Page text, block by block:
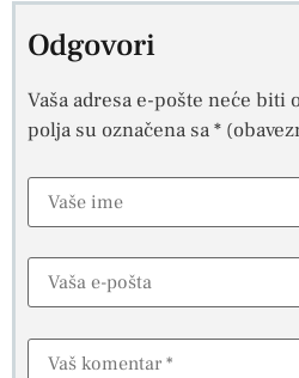
Odgovori
Vaša adresa e-pošte neće biti
polja su označena sa*